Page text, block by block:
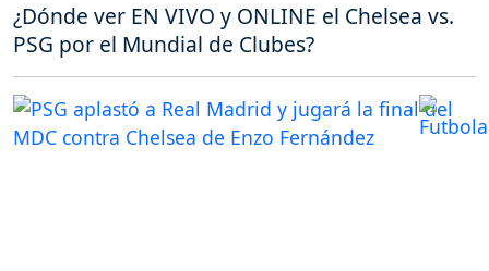
¿Dónde ver EN VIVO y ONLINE el Chelsea vs.
PSG por el Mundial de Clubes?